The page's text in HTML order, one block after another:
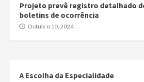
Projeto prevê registro detalhado
boletins de ocorrência
Outubro 10, 2024
A Escolha da Especialidade